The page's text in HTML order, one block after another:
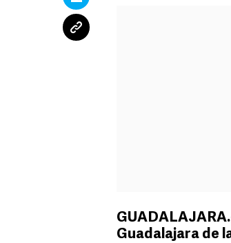
Guadalajara de